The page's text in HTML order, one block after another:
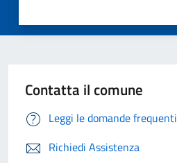
Contatta il comune
Leggi le domande frequenti
Richiedi Assistenza